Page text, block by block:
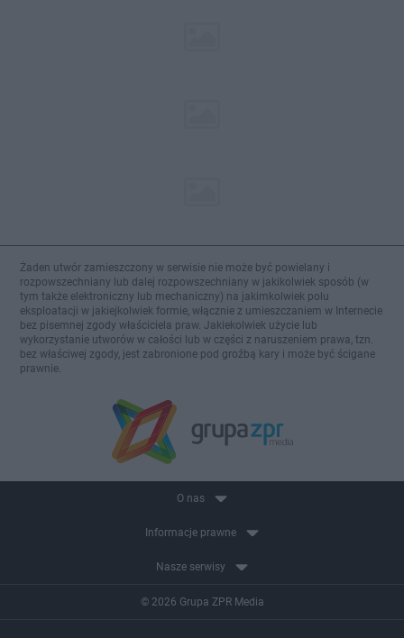
Żaden utwór zamieszczony w serwisie nie może być powielany i
rozpowszechniany lub dalej rozpowszechniany w jakikolwiek sposób (w
tym także elektroniczny lub mechaniczny) na jakimkolwiek polu
eksploatacji w jakiejkolwiek formie, włącznie z umieszczaniem w Internecie
bez pisemnej zgody właściciela praw. Jakiekolwiek użycie lub
wykorzystanie utworów w całości lub w części z naruszeniem prawa, tzn.
bez właściwej zgody, jest zabronione pod groźbą kary i może być ścigane
prawnie.
O nas
Informacje prawne
Nasze serwisy
© 2026 Grupa ZPR Media